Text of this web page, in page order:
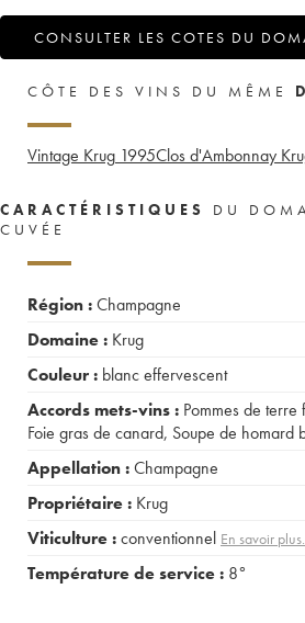
CONSULTER LES COTES DU
CÔTE DES VINS DU MÊME
Vintage Krug 1995Clos d'Ambonnay
CARACTÉRISTIQUES
DU
CUVÉE
Région :Champagne
Domaine : Krug
Couleur : blanc effervescent
Accords mets-vins : Pommes de terre
Foie gras de canard, Soupe de homard
Appellation :Champagne
Propriétaire : Krug
Viticulture :conventionnel En savoir
Température de service : 8°